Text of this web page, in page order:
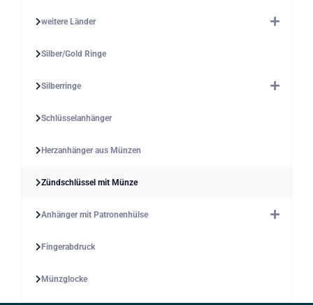
weitere Länder
Silber/Gold Ringe
Silberringe
Schlüsselanhänger
Herzanhänger aus Münzen
Zündschlüssel mit Münze
Anhänger mit Patronenhülse
Fingerabdruck
Münzglocke